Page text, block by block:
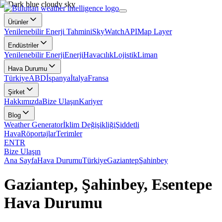
Ürünler
Yenilenebilir Enerji TahminiSkyWatchAPIMap Layer
Endüstriler
Yenilenebilir EnerjiEnerjiHavacılıkLojistikLiman
Hava Durumu
TürkiyeABDİspanyaİtalyaFransa
Şirket
HakkımızdaBize UlaşınKariyer
Blog
Weather Generatorİklim DeğişikliğiŞiddetli
HavaRöportajlarTerimler
ENTR
Bize Ulaşın
Ana SayfaHava DurumuTürkiyeGaziantepŞahinbey
Gaziantep, Şahinbey, Esentepe
Hava Durumu